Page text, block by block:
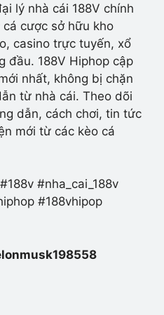
lý nhà cái 188V chính
cược sở hữu kho
casino trực tuyến, xổ
đầu. 188V Hiphop cập
nhất, không bị chặn
từ nhà cái. Theo dõi
dẫn, cách chơi, tin tức
mới từ các kèo cá
#nha_cai_188v
#188vhipop